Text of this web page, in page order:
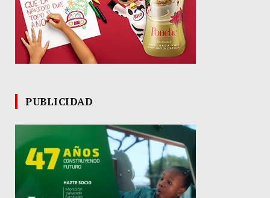
PUBLICIDAD